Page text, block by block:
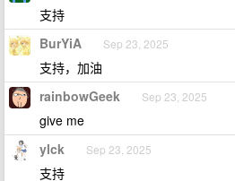
支持
BurYiA Sep 23, 2025
支持，加油
rainbowGeek Sep 23, 2025
give me
ylck Sep 23, 2025
支持